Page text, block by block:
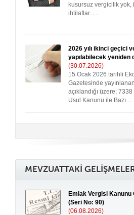
kusursuz vergicilik yok,
ihtilaflar......
2026 yılı ikinci geçici
yapılabilecek yeniden
(30.07.2026)
15 Ocak 2026 tarihli
Gazetesinde
açıklandığı üzere; 7338
Usul Kanunu ile
MEVZUATTAKİ
Emlak Vergisi Kanunu
(Seri No: 90)
(06.08.2026)